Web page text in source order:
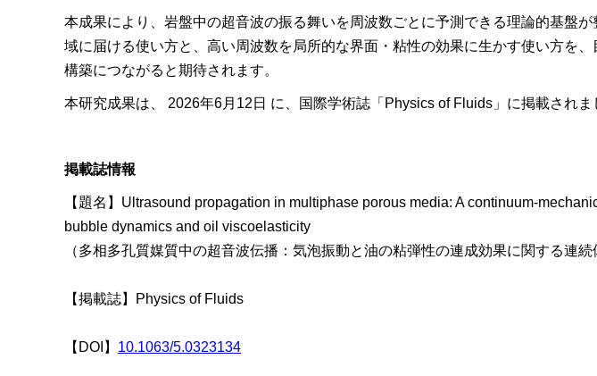
本成果により、岩盤中の超音波の振る舞いを周波数ごとに予測できる理論的基盤
域に届ける使い方と、高い周波数を局所的な界面・粘性の効果に生かす使い方を
構築につながると期待されます。
本研究成果は、 2026年6⽉12⽇ に、国際学術誌「Physics of Fluids」に掲載されま
掲載誌情報
【題名】Ultrasound propagation in multiphase porous media: A continuum-
bubble dynamics and oil viscoelasticity
（多相多孔質媒質中の超音波伝播：気泡振動と油の粘弾性の連成効果に関する連続
【掲載誌】 Physics of Fluids
【DOI】 10.1063/5.0323134